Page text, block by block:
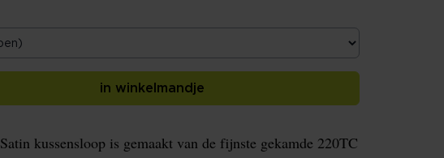
in winkelmandje
kussensloop is gemaakt van de fijnste gekamde 220TC